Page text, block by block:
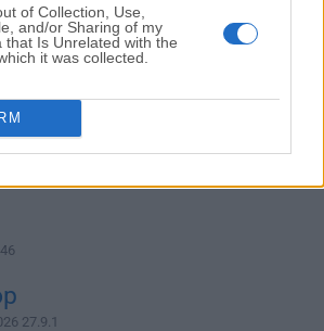
of Collection, Use,
and/or Sharing of my
that Is Unrelated with the
it was collected.
Fantastical 3.8.4
esta aplicación en FileHorse? (
información
27.9.1